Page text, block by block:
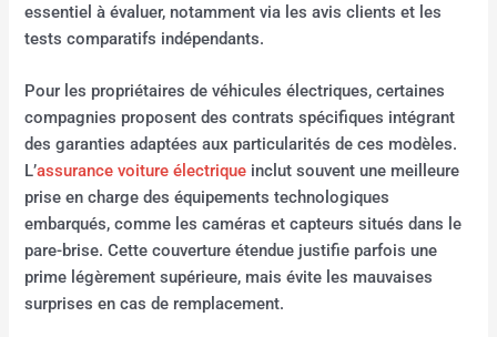
essentiel à évaluer, notamment via les avis clients et les
tests comparatifs indépendants.
Pour les propriétaires de véhicules électriques, certaines
compagnies proposent des contrats spécifiques intégrant
des garanties adaptées aux particularités de ces modèles.
L’assurance voiture électrique inclut souvent une meilleure
prise en charge des équipements technologiques
embarqués, comme les caméras et capteurs situés dans le
pare-brise. Cette couverture étendue justifie parfois une
prime légèrement supérieure, mais évite les mauvaises
surprises en cas de remplacement.